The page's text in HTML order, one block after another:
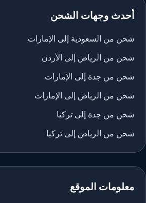
أحدث وجهات الشحن
شحن من السعودية إلى الإمارات
شحن من الرياض إلى الأردن
شحن من جدة إلى الإمارات
شحن من الرياض إلى الإمارات
شحن من جدة إلى تركيا
شحن من الرياض إلى تركيا
معلومات الموقع